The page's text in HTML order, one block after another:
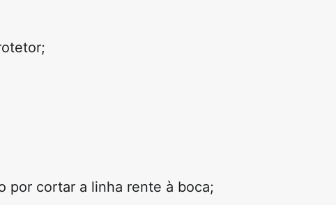
por cortar a linha rente à boca;